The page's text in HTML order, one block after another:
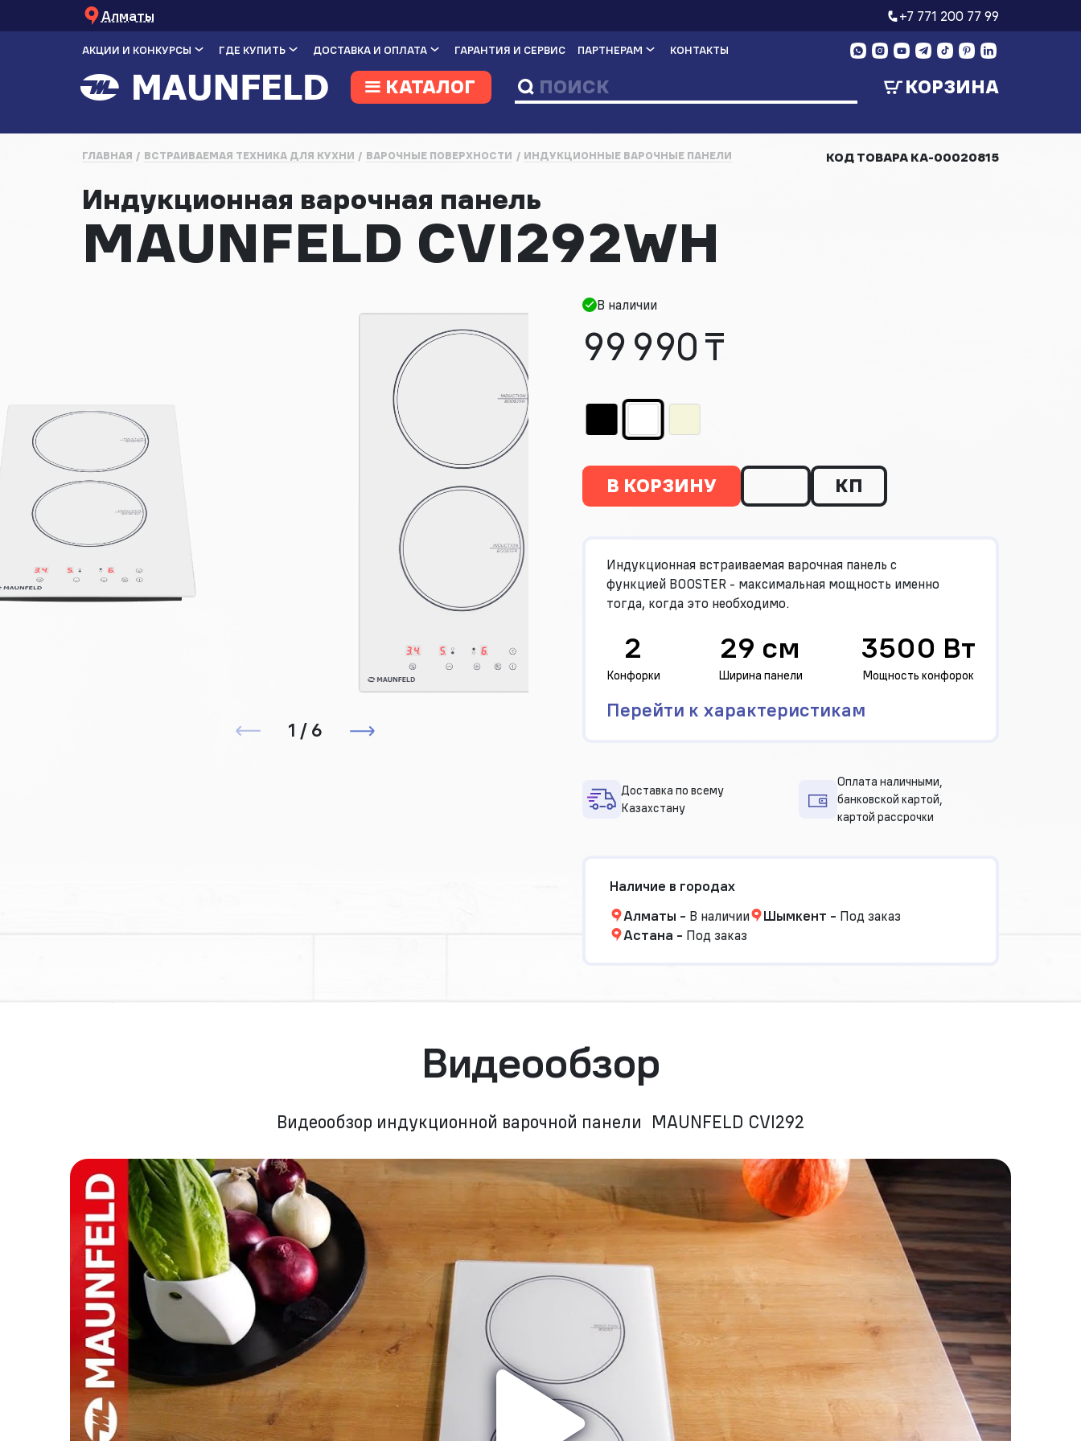
Алматы +7 771 200 77 99
АКЦИИ И КОНКУРСЫ ГДЕ КУПИТЬ ДОСТАВКА И ОПЛАТА ГАРАНТИЯ И СЕРВИС ПАРТНЕРАМ КОНТАКТЫ
КАТАЛОГ КОРЗИНА
ГЛАВНАЯ ВСТРАИВАЕМАЯ ТЕХНИКА ДЛЯ КУХНИ ВАРОЧНЫЕ ПОВЕРХНОСТИ ИНДУКЦИОННЫЕ ВАРОЧНЫЕ ПАНЕЛИ КОД ТОВАРА КА-00020815
Индукционная варочная панель
MAUNFELD CVI292WH
1 / 6
В наличии
99 990 ₸
В КОРЗИНУ КП
Индукционная встраиваемая варочная панель с
функцией BOOSTER - максимальная мощность именно
тогда, когда это необходимо.
2
Конфорки
29 см
Ширина панели
3500 Вт
Мощность конфорок
Перейти к характеристикам
Доставка по всему
Казахстану
Оплата наличными,
банковской картой,
картой рассрочки
Наличие в городах
Алматы - В наличии Шымкент - Под заказ
Астана - Под заказ
Видеообзор
Видеообзор индукционной варочной панели MAUNFELD CVI292